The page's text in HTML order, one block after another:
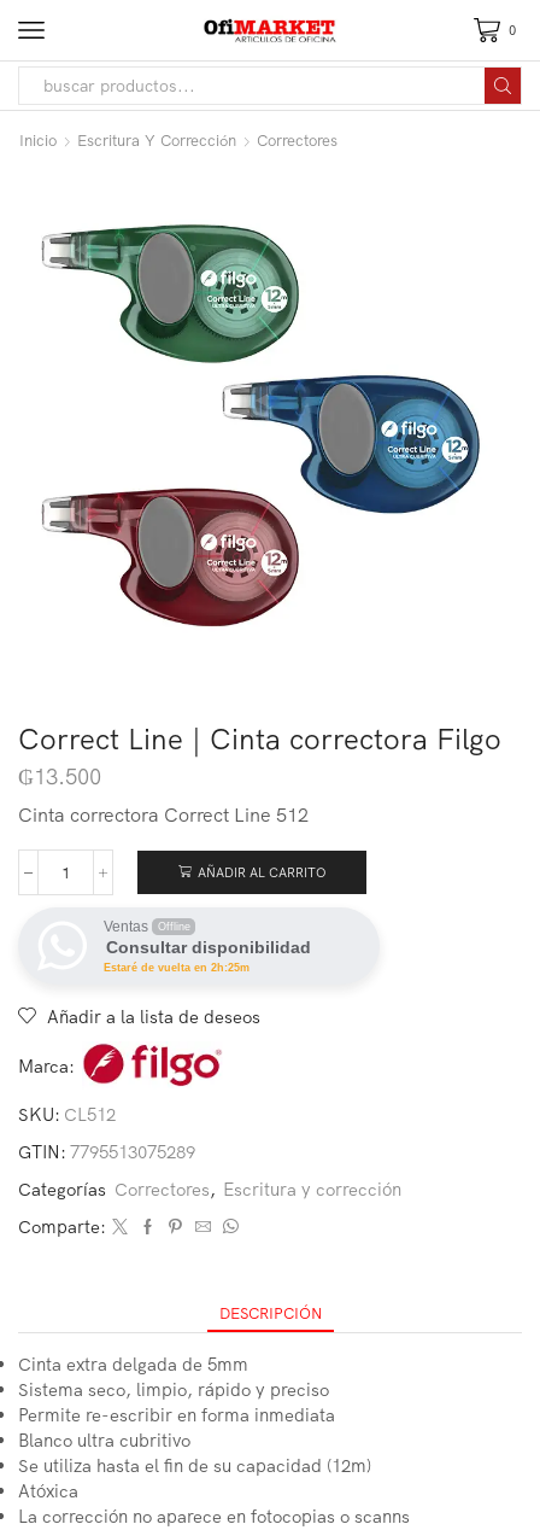
0
Inicio Escritura Y Corrección Correctores
Correct Line | Cinta correctora Filgo
₲13.500
Cinta correctora Correct Line 512
AÑADIR AL CARRITO
Ventas Offline
Consultar disponibilidad
Estaré de vuelta en 2h:25m
Añadir a la lista de deseos
Marca:
SKU: CL512
GTIN: 7795513075289
Categorías Correctores, Escritura y corrección
Comparte:
DESCRIPCIÓN
Cinta extra delgada de 5mm
Sistema seco, limpio, rápido y preciso
Permite re-escribir en forma inmediata
Blanco ultra cubritivo
Se utiliza hasta el fin de su capacidad (12m)
Atóxica
La corrección no aparece en fotocopias o scanns